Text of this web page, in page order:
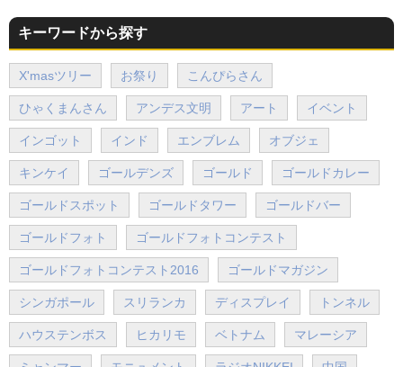
キーワードから探す
X'masツリー お祭り こんぴらさん
ひゃくまんさん アンデス文明 アート イベント
インゴット インド エンブレム オブジェ
キンケイ ゴールデンズ ゴールド ゴールドカレー
ゴールドスポット ゴールドタワー ゴールドバー
ゴールドフォト ゴールドフォトコンテスト
ゴールドフォトコンテスト2016 ゴールドマガジン
シンガポール スリランカ ディスプレイ トンネル
ハウステンボス ヒカリモ ベトナム マレーシア